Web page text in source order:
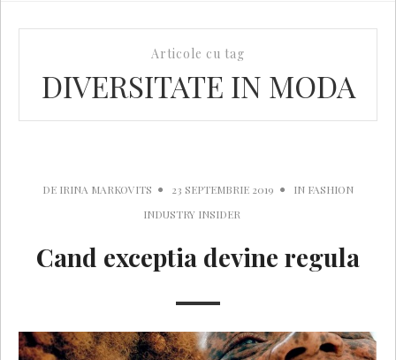
Articole cu tag
DIVERSITATE IN MODA
DE IRINA MARKOVITS 23 SEPTEMBRIE 2019 IN FASHION
INDUSTRY INSIDER
Cand exceptia devine regula